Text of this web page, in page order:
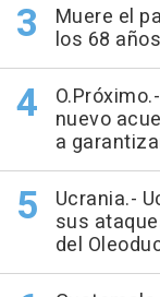
Muere el
los 68 años
nuevo
a
Ucrania.-
sus
del